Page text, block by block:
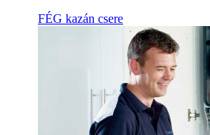
FÉG kazán csere